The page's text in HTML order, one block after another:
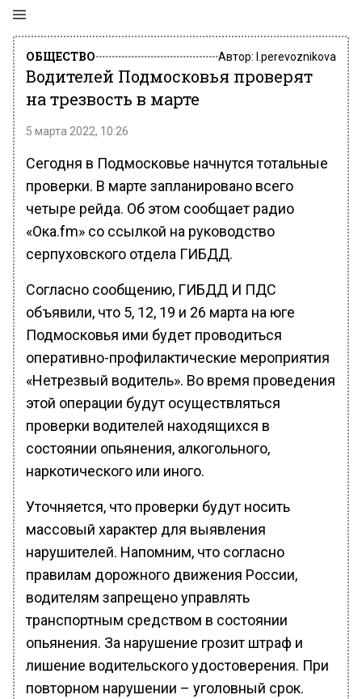
ОБЩЕСТВО Автор: l.perevoznikova
Водителей Подмосковья проверят
на трезвость в марте
5 марта 2022, 10:26
Сегодня в Подмосковье начнутся тотальные
проверки. В марте запланировано всего
четыре рейда. Об этом сообщает радио
«Ока.fm» со ссылкой на руководство
серпуховского отдела ГИБДД.
Согласно сообщению, ГИБДД И ПДС
объявили, что 5, 12, 19 и 26 марта на юге
Подмосковья ими будет проводиться
оперативно-профилактические мероприятия
«Нетрезвый водитель». Во время проведения
этой операции будут осуществляться
проверки водителей находящихся в
состоянии опьянения, алкогольного,
наркотического или иного.
Уточняется, что проверки будут носить
массовый характер для выявления
нарушителей. Напомним, что согласно
правилам дорожного движения России,
водителям запрещено управлять
транспортным средством в состоянии
опьянения. За нарушение грозит штраф и
лишение водительского удостоверения. При
повторном нарушении – уголовный срок.